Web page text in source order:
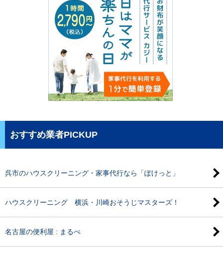
おすすめ業者PICKUP
呉市のハウスクリーニング・家事代行なら「ぽけっと」
ハウスクリーニング 横浜・川崎おそうじマスターズ！
名古屋の便利屋 : まるべ